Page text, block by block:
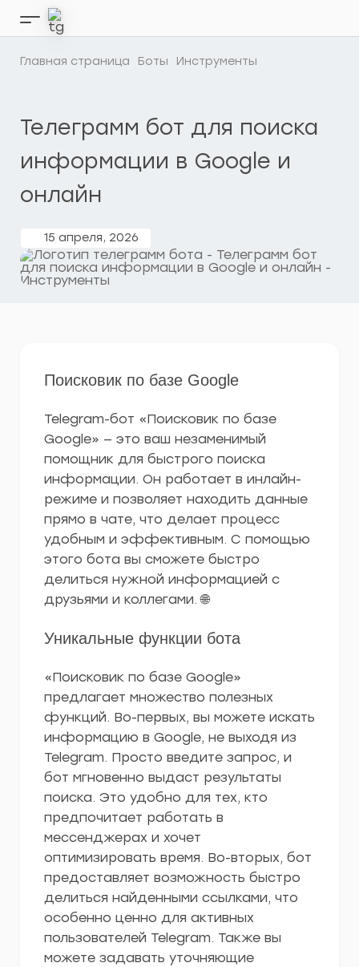
Перейти
содержимому
Кнопка
бокового
меню
Главная страница Боты Инструменты
Телеграмм бот для поиска
информации в Google и
онлайн
15 апреля, 2026
Поисковик по базе Google
Telegram-бот «Поисковик по базе
Google» — это ваш незаменимый
помощник для быстрого поиска
информации. Он работает в инлайн-
режиме и позволяет находить данные
прямо в чате, что делает процесс
удобным и эффективным. С помощью
этого бота вы сможете быстро
делиться нужной информацией с
друзьями и коллегами. 🌐
Уникальные функции бота
«Поисковик по базе Google»
предлагает множество полезных
функций. Во-первых, вы можете искать
информацию в Google, не выходя из
Telegram. Просто введите запрос, и
бот мгновенно выдаст результаты
поиска. Это удобно для тех, кто
предпочитает работать в
мессенджерах и хочет
оптимизировать время. Во-вторых, бот
предоставляет возможность быстро
делиться найденными ссылками, что
особенно ценно для активных
пользователей Telegram. Также вы
можете задавать уточняющие